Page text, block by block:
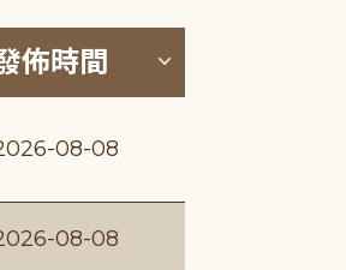
位排序 (升降冪)
佈時間 按發佈時間
08-08
08-08